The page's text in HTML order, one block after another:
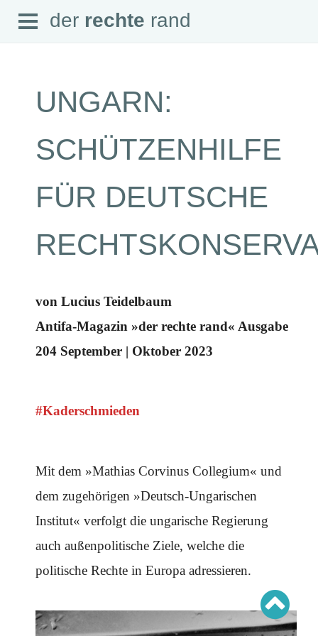
der rechte rand
SEITEN
Suche
Magazin
Downloads
Impressum
Datenschutz
Schwerpunkt AFD-Verbot
Schwerpunkt zur USA und Faschist Trump
Schwerpunkt »Identitäre Bewegung«
Schwerpunkt NSU
AUSGABEN
Ausgabe 219
Ausgabe 217
Open
Menu
der rechte rand
UNGARN:
SCHÜTZENHILFE
FÜR DEUTSCHE
von Lucius Teidelbaum
Antifa-Magazin »der rechte rand« Ausgabe
204 September | Oktober 2023
#Kaderschmieden
Mit dem »Mathias Corvinus Collegium« und
dem zugehörigen »Deutsch-Ungarischen
Institut« verfolgt die ungarische Regierung
auch außenpolitische Ziele, welche die
politische Rechte in Europa adressieren.